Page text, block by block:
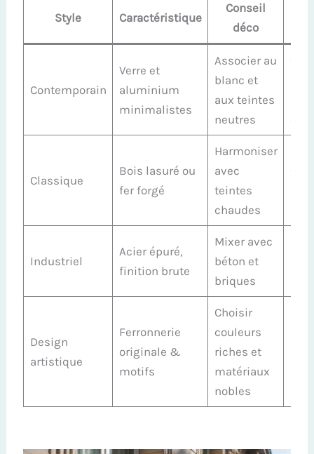
Style Caractéristique
Conseil
déco
Contemporain
Verre et
aluminium
minimalistes
Associer au
blanc et
aux teintes
neutres
Classique
Bois lasuré ou
fer forgé
Harmoniser
avec
teintes
chaudes
Industriel
Acier épuré,
finition brute
Mixer avec
béton et
briques
Design
artistique
Ferronnerie
originale &
motifs
Choisir
couleurs
riches et
matériaux
nobles